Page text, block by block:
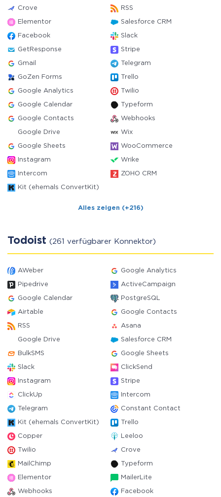
Crove RSS
Elementor Salesforce CRM
Facebook Slack
GetResponse Stripe
Gmail Telegram
GoZen Forms Trello
Google Analytics Twilio
Google Calendar Typeform
Google Contacts Webhooks
Google Drive Wix
Google Sheets WooCommerce
Instagram Wrike
Intercom ZOHO CRM
Kit (ehemals ConvertKit)
Alles zeigen (+216)
Todoist (261 verfügbarer Konnektor)
AWeber Google Analytics
Pipedrive ActiveCampaign
Google Calendar PostgreSQL
Airtable Google Contacts
RSS Asana
Google Drive Salesforce CRM
BulkSMS Google Sheets
Slack ClickSend
Instagram Stripe
ClickUp Intercom
Telegram Constant Contact
Kit (ehemals ConvertKit) Trello
Copper Leeloo
Twilio Crove
MailChimp Typeform
Elementor MailerLite
Webhooks Facebook